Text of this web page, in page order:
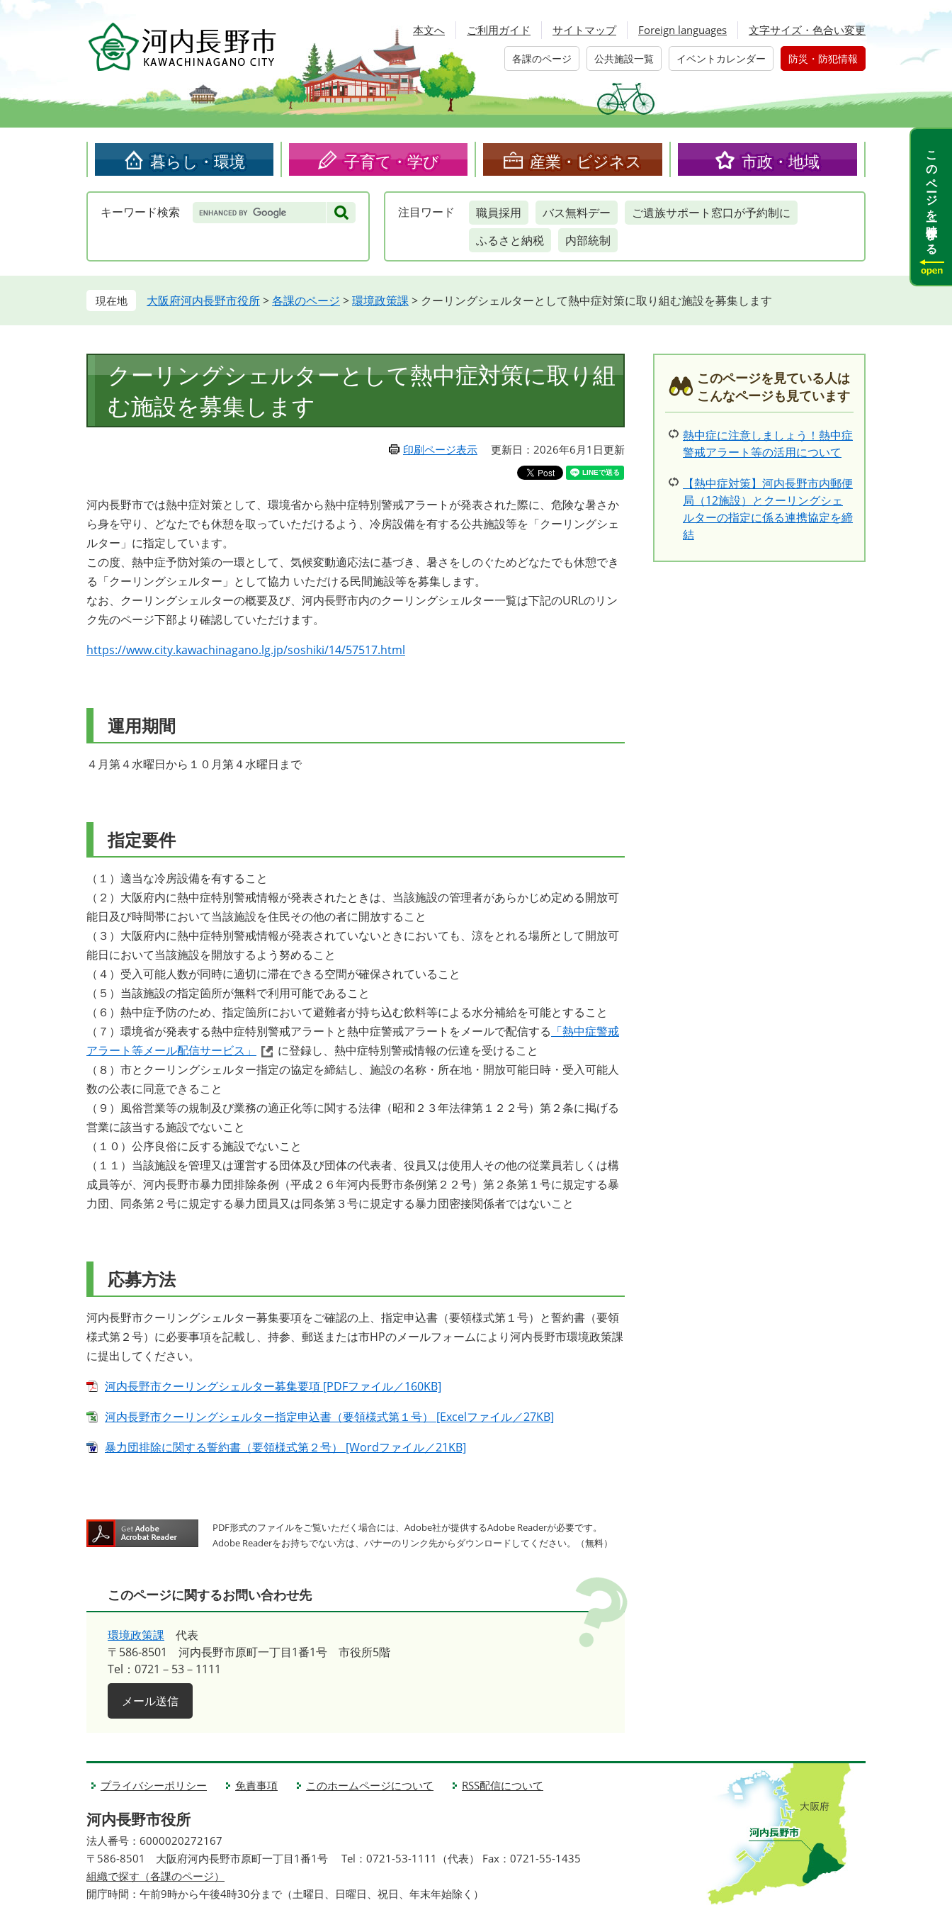
頭
す。
飛
し
本文へ ご利用ガイド サイトマップ Foreign languages 文字サイズ・色合い変更
各課のページ 公共施設一覧 イベントカレンダー 防災・防犯情報
暮らし・環境 子育て・学び 産業・ビジネス 市政・地域
キーワード検索 Google
カ
検
注目 ワード 職員採用 バス無料デー
ご遺族サポート窓口が予約制に
ふるさと納税
内部統制
大阪府河内長野市役所>各課のページ >環境政策課 > クーリングシェルターとして熱中症対策に取り組む施設を募集します
文
クーリングシェルターとして熱中症対策に取り組
む施設を募集します
印刷ページ表示 更新日：2026年6月1日更新
河内長野市では熱中症対策として、環境省から熱中症特別警戒アラートが発表された際に、危険な暑さか
ら身を守り、どなたでも休憩を取っていただけるよう、冷房設備を有する公共施設等を「クーリングシェ
ルター」に指定しています。
この度、熱中症予防対策の一環として、気候変動適応法に基づき、暑さをしのぐためどなたでも休憩でき
る「クーリングシェルター」として協力 いただける民間施設等を募集します。
なお、クーリングシェルターの概要及び、河内長野市内のクーリングシェルター一覧は下記のURLのリン
ク先のページ下部より確認していただけます。
https://www.city.kawachinagano.lg.jp/soshiki/14/57517.html
運用期間
４月第４水曜日から１０月第４水曜日まで
指定要件
（１）適当な冷房設備を有すること
（２）大阪府内に熱中症特別警戒情報が発表されたときは、当該施設の管理者があらかじめ定める開放可
能日及び時間帯において当該施設を住民その他の者に開放すること
（３）大阪府内に熱中症特別警戒情報が発表されていないときにおいても、涼をとれる場所として開放可
能日において当該施設を開放するよう努めること
（４）受入可能人数が同時に適切に滞在できる空間が確保されていること
（５）当該施設の指定箇所が無料で利用可能であること
（６）熱中症予防のため、指定箇所において避難者が持ち込む飲料等による水分補給を可能とすること
（７）環境省が発表する熱中症特別警戒アラートと熱中症警戒アラートをメールで配信する​ 「熱中症警戒
アラート等メール配信サービス」
に登録し、熱中症特別警戒情報の伝達を受けること
（８）市とクーリングシェルター指定の協定を締結し、施設の名称・所在地・開放可能日時・受入可能人
数の公表に同意できること
（９）風俗営業等の規制及び業務の適正化等に関する法律（昭和２３年法律第１２２号）第２条に掲げる
営業に該当する施設でないこと
（１０）公序良俗に反する施設でないこと
（１１）当該施設を管理又は運営する団体及び団体の代表者、役員又は使用人その他の従業員若しくは構
成員等が、河内長野市暴力団排除条例（平成２６年河内長野市条例第２２号）第２条第１号に規定する暴
力団、同条第２号に規定する暴力団員又は同条第３号に規定する暴力団密接関係者ではないこと
応募方法
河内長野市クーリングシェルター募集要項をご確認の上、指定申込書（要領様式第１号）と誓約書（要領
様式第２号）に必要事項を記載し、持参、郵送または市HPのメールフォームにより河内長野市環境政策課
に提出してください。
河内長野市クーリングシェルター募集要項 [PDFファイル／160KB]
河内長野市クーリングシェルター指定申込書（要領様式第１号） [Excelファイル／27KB]
暴力団排除に関する誓約書（要領様式第２号） [Wordファイル／21KB]
PDF形式のファイルをご覧いただく場合には、Adobe社が提供するAdobe Readerが必要です。
Adobe Readerをお持ちでない方は、バナーのリンク先からダウンロードしてください。（無料）
このページに関するお問い合わせ先
環境政策課
代表
〒586-8501
河内長野市原町一丁目1番1号 市役所5階
Tel：0721－53－1111
メール送信
このページを見ている人は
こんなページも見ています
熱中症に注意しましょう！熱中症
警戒アラート等の活用について
【熱中症対策】河内長野市内郵便
局（12施設）とクーリングシェ
ルターの指定に係る連携協定を締
結
プライバシーポリシー 免責事項 このホームページについて RSS配信について
河内長野市役所
法人番号：6000020272167
〒586-8501 大阪府河内長野市原町一丁目1番1号
Tel：0721-53-1111（代表） Fax：0721-55-1435
組織で探す（各課のページ）
開庁時間：午前9時から午後4時30分まで（土曜日、日曜日、祝日、年末年始除く）
このページを一時保存する